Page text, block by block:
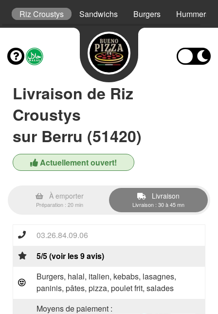
Riz Croustys Sandwichs Burgers Hummers
Livraison de Riz
Croustys
sur Berru (51420)
Actuellement ouvert!
À emporter
Préparation : 20 min
Livraison
Livraison : 30 à 45 mn
03.26.84.09.06
5/5 (voir les 9 avis)
Burgers, halal, italien, kebabs, lasagnes,
paninis, pâtes, pizza, poulet frit, salades
Moyens de paiement :